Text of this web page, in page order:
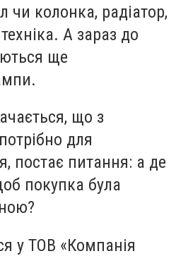
чи колонка, радіатор,
А зараз до
ще
що з
для
постає питання: а де
покупка була
у ТОВ «Компанія